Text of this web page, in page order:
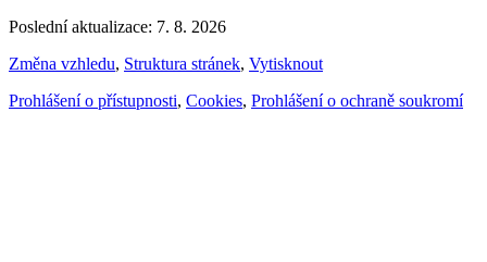
Poslední aktualizace: 7. 8. 2026
Změna vzhledu, Struktura stránek, Vytisknout
Prohlášení o přístupnosti, Cookies, Prohlášení o ochraně soukromí